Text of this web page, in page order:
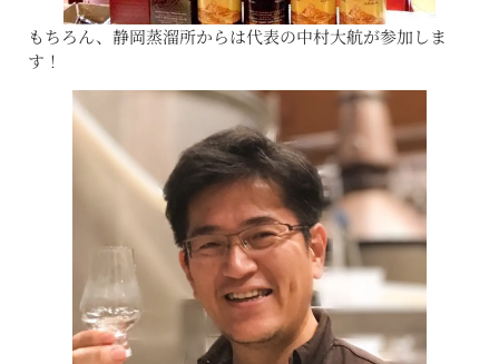
もちろん、静岡蒸溜所からは代表の中村大航が参加しま
す！